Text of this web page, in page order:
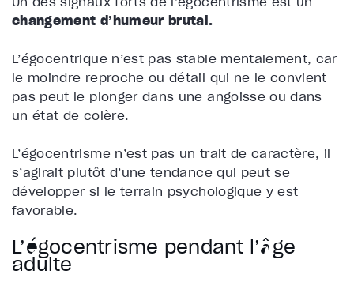
changement d’humeur brutal.
L’égocentrique n’est pas stable mentalement, car
le moindre reproche ou détail qui ne le convient
pas peut le plonger dans une angoisse ou dans
un état de colère.
L’égocentrisme n’est pas un trait de caractère, il
s’agirait plutôt d’une tendance qui peut se
développer si le terrain psychologique y est
favorable.
L’égocentrisme pendant l’âge
adulte